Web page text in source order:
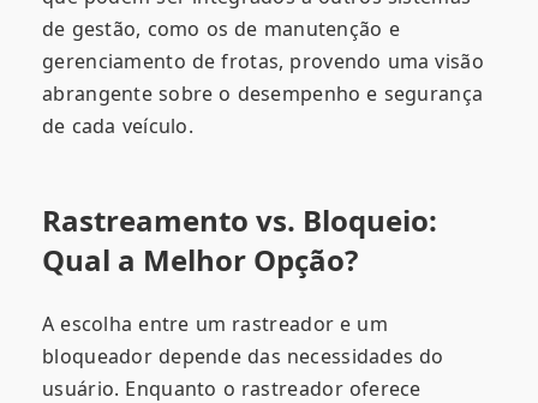
de gestão, como os de manutenção e
gerenciamento de frotas, provendo uma visão
abrangente sobre o desempenho e segurança
de cada veículo.
Rastreamento vs. Bloqueio:
Qual a Melhor Opção?
A escolha entre um rastreador e um
bloqueador depende das necessidades do
usuário. Enquanto o rastreador oferece